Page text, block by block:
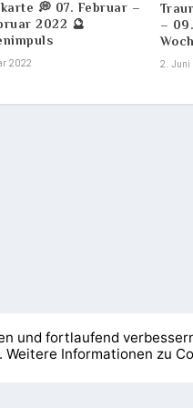
💭 07. Februar –
2022 🔮
2022
–
2. Juni
und fortlaufend
Informationen zu